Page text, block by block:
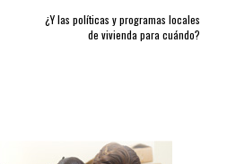
¿Y las políticas y programas locales
de vivienda para cuándo?